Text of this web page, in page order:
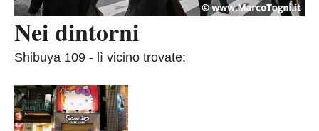
Nei dintorni
Shibuya 109 - lì vicino trovate: